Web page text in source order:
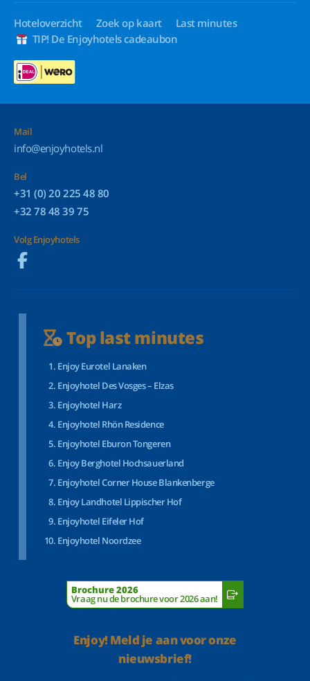
Hoteloverzicht Zoek op kaart
Last minutes
TIP! De Enjoyhotels cadeaubon
Mail
info@enjoyhotels.nl
Bel
+31 (0) 20 225 48 80
+32 78 48 39 75
Volg Enjoyhotels
Top last minutes
Enjoy Eurotel Lanaken
Enjoyhotel Des Vosges – Elzas
Enjoyhotel Harz
Enjoyhotel Rhön Residence
Enjoyhotel Eburon Tongeren
Enjoy Berghotel Hochsauerland
Enjoyhotel Corner House Blankenberge
Enjoy Landhotel Lippischer Hof
Enjoyhotel Eifeler Hof
Enjoyhotel Noordzee
Brochure 2026
Vraag nu de brochure voor 2026 aan!
Enjoy! Meld je aan voor onze
nieuwsbrief!